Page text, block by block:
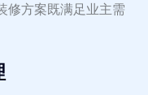
修方案既满足业主需